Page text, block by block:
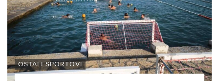
OSTALI SPORTOVI